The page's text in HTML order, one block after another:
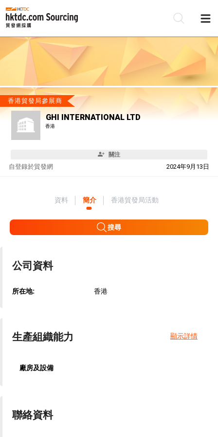
香港貿發局參展商
GHI INTERNATIONAL LTD
香港
關注
自 2024年9月13日
登錄於貿發網
資料 簡介 香港貿發局活動
搜尋
公司資料
所在地: 香港
生產組織能力 顯示詳情
廠房及設備
聯絡資料